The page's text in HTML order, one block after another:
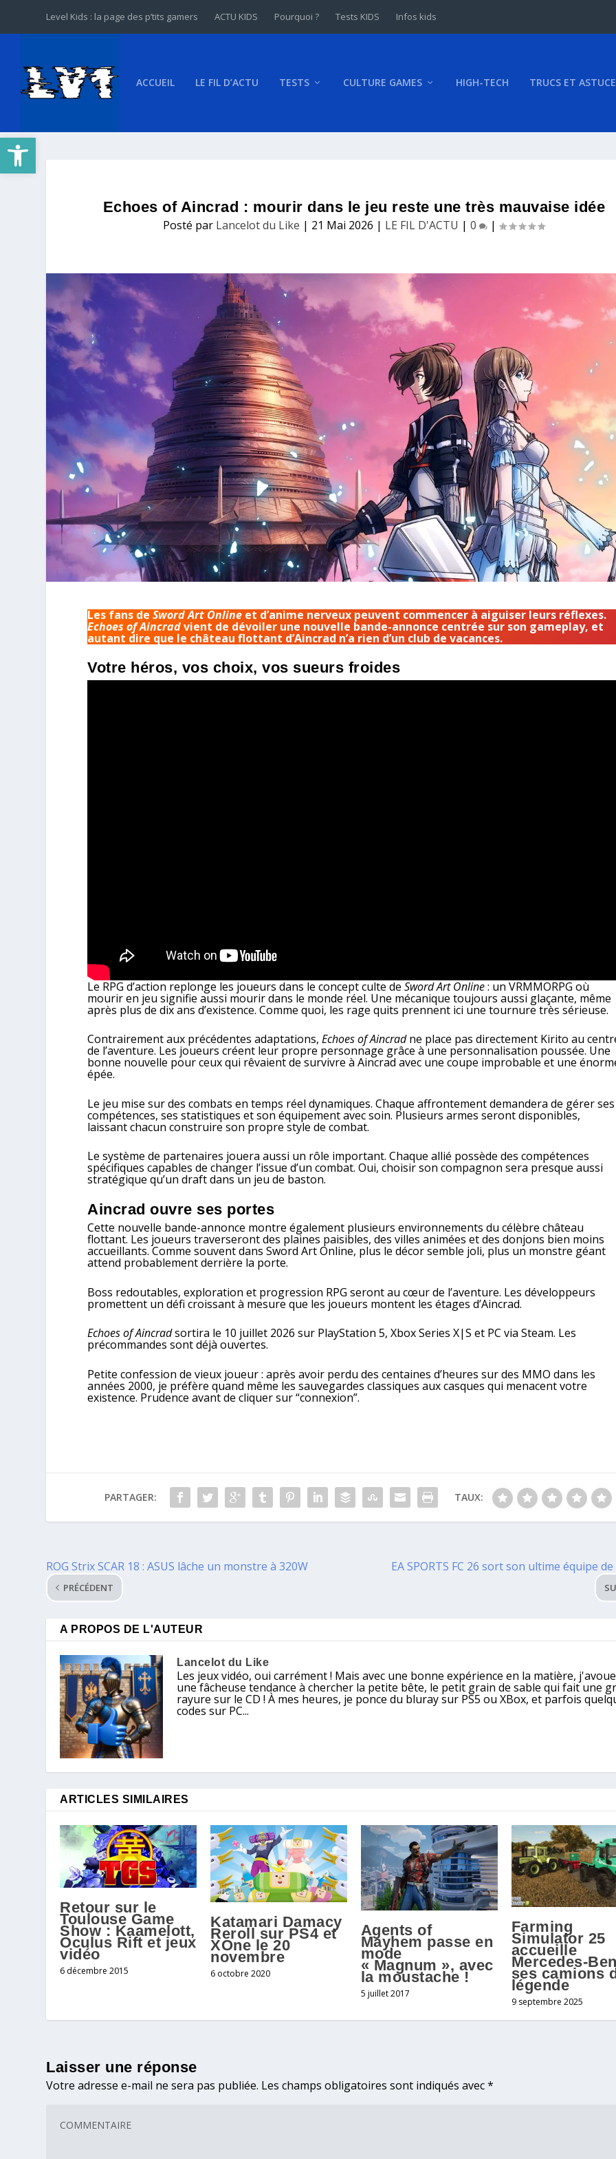
Ouvrir la barre d’outils
Level Kids : la page des p’tits gamers ACTU KIDS Pourquoi ? Tests KIDS Infos kids
ACCUEIL LE FIL D’ACTU TESTS CULTURE GAMES HIGH-TECH TRUCS ET
Echoes of Aincrad : mourir dans le jeu reste une très mauvaise idée
Posté par Lancelot du Like | 21 Mai 2026 | LE FIL D'ACTU |0 |
Les fans deSword Art Onlineet d’anime nerveux peuvent commencer à aiguiser leurs réflexes.
Echoes of Aincradvient de dévoiler une nouvelle bande-annonce centrée sur son gameplay, et
autant dire que le château flottant d’Aincrad n’a rien d’un club de vacances.
Votre héros, vos choix, vos sueurs froides
Le RPG d’action replonge les joueurs dans le concept culte deSword Art Online: un VRMMORPG où
mourir en jeu signifie aussi mourir dans le monde réel. Une mécanique toujours aussi glaçante, même
après plus de dix ans d’existence. Comme quoi, les rage quits prennent ici une tournure très sérieuse.
Contrairement aux précédentes adaptations,Echoes of Aincradne place pas directement Kirito au
de l’aventure. Les joueurs créent leur propre personnage grâce à une personnalisation poussée. Une
bonne nouvelle pour ceux qui rêvaient de survivre à Aincrad avec une coupe improbable et une
épée.
Le jeu mise sur des combats en temps réel dynamiques. Chaque affrontement demandera de gérer ses
compétences, ses statistiques et son équipement avec soin. Plusieurs armes seront disponibles,
laissant chacun construire son propre style de combat.
Le système de partenaires jouera aussi un rôle important. Chaque allié possède des compétences
spécifiques capables de changer l’issue d’un combat. Oui, choisir son compagnon sera presque aussi
stratégique qu’un draft dans un jeu de baston.
Aincrad ouvre ses portes
Cette nouvelle bande-annonce montre également plusieurs environnements du célèbre château
flottant. Les joueurs traverseront des plaines paisibles, des villes animées et des donjons bien moins
accueillants. Comme souvent dans Sword Art Online, plus le décor semble joli, plus un monstre géant
attend probablement derrière la porte.
Boss redoutables, exploration et progression RPG seront au cœur de l’aventure. Les développeurs
promettent un défi croissant à mesure que les joueurs montent les étages d’Aincrad.
Echoes of Aincradsortira le 10 juillet 2026 sur PlayStation 5, Xbox Series X|S et PC via Steam. Les
précommandes sont déjà ouvertes.
Petite confession de vieux joueur : après avoir perdu des centaines d’heures sur des MMO dans les
années 2000, je préfère quand même les sauvegardes classiques aux casques qui menacent votre
existence. Prudence avant de cliquer sur “connexion”.
PARTAGER: TAUX:
ROG Strix SCAR 18 : ASUS lâche un monstre à 320W
PRÉCÉDENT
EA SPORTS FC 26 sort son ultime équipe
A PROPOS DE L'AUTEUR
Lancelot du Like
Les jeux vidéo, oui carrément ! Mais avec une bonne expérience en la matière,
une fâcheuse tendance à chercher la petite bête, le petit grain de sable qui fait une
rayure sur le CD ! À mes heures, je ponce du bluray sur PS5 ou XBox, et parfois
codes sur PC...
ARTICLES SIMILAIRES
Retour sur le
Toulouse Game
Show : Kaamelott,
Oculus Rift et jeux
vidéo
6 décembre 2015
Katamari Damacy
Reroll sur PS4 et
XOne le 20
novembre
6 octobre 2020
Agents of
Mayhem passe en
mode
« Magnum », avec
la moustache !
5 juillet 2017
Farming
Simulator 25
accueille
Mercedes-
ses camions
légende
9 septembre 2025
Laisser une réponse
Votre adresse e-mail ne sera pas publiée. Les champs obligatoires sont indiqués avec*